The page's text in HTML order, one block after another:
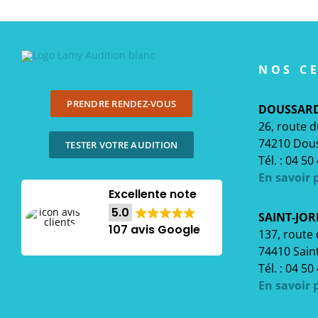
PRENDRE RENDEZ-VOUS
TESTER VOTRE AUDITION
Excellente note
5.0
107 avis Google
NOS
26, route
74210
Tél. : 04 50
En savoir
SAINT-
137, route
74410
Tél. : 04 50
En savoir